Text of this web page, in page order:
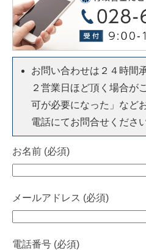
お問い合わせは２４時間
２営業日ほど頂く場合が
可が必要になった」など
電話にてお問合せください
お名前 (必須)
メールアドレス (必須)
電話番号 (必須)